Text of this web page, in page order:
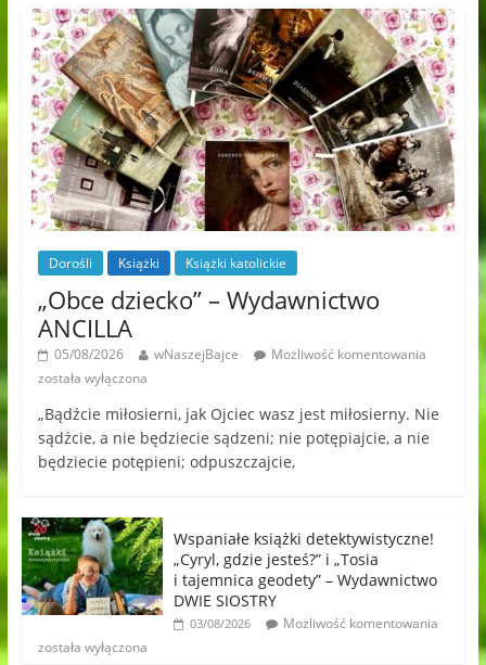
Dorośli Książki Książki katolickie
„Obce dziecko” – Wydawnictwo
ANCILLA
05/08/2026 wNaszejBajce
Możliwość komentowania
została wyłączona
„Bądźcie miłosierni, jak Ojciec wasz jest miłosierny. Nie
sądźcie, a nie będziecie sądzeni; nie potępiajcie, a nie
będziecie potępieni; odpuszczajcie,
Wspaniałe książki detektywistyczne!
„Cyryl, gdzie jesteś?” i „Tosia
i tajemnica geodety” – Wydawnictwo
DWIE SIOSTRY
03/08/2026
Możliwość komentowania
została wyłączona